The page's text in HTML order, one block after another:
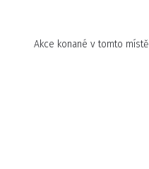
Akce konané v tomto místě